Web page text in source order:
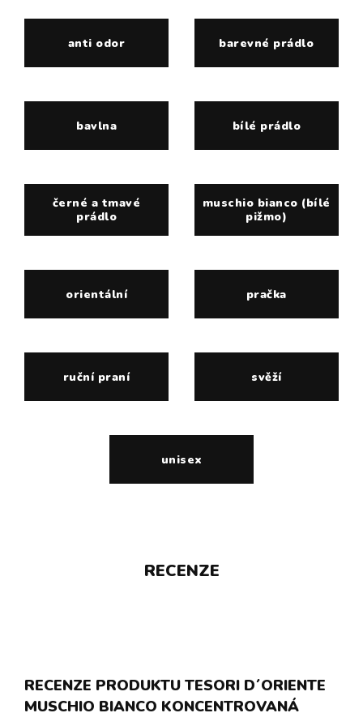
anti odor barevné prádlo
bavlna bílé prádlo
černé a tmavé
prádlo
muschio bianco (bílé
pižmo)
orientální pračka
ruční praní svěží
unisex
RECENZE
RECENZE PRODUKTU TESORI D´ORIENTE
MUSCHIO BIANCO KONCENTROVANÁ